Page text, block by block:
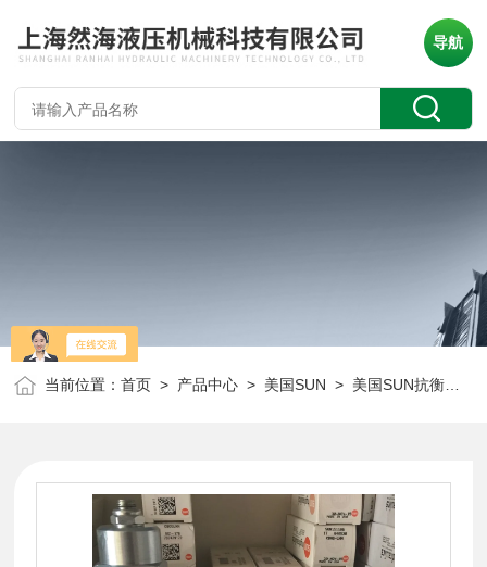
导航
当前位置：首页 > 产品中心 > 美国SUN > 美国SUN抗衡阀